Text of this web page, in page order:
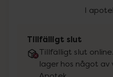
I
Tillfälligt slut
Tillfälligt slut
lager hos något av